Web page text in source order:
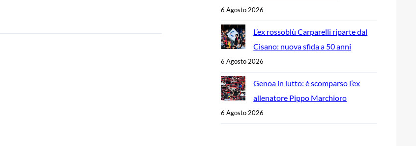
6 Agosto 2026
L’ex rossoblù Carparelli riparte dal
Cisano: nuova sfida a 50 anni
6 Agosto 2026
Genoa in lutto: è scomparso l’ex
allenatore Pippo Marchioro
6 Agosto 2026